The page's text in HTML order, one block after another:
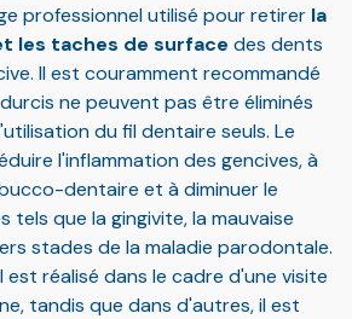
professionnel utilisé pour retirer la
les taches de surface des dents
Il est couramment recommandé
ne peuvent pas être éliminés
du fil dentaire seuls. Le
l'inflammation des gencives, à
dentaire et à diminuer le
tels que la gingivite, la mauvaise
stades de la maladie parodontale.
est réalisé dans le cadre d'une visite
tandis que dans d'autres, il est